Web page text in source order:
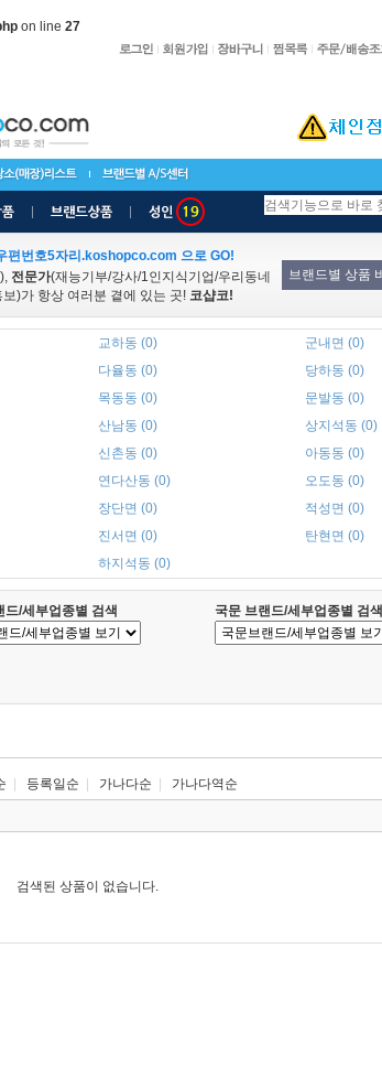
on line 27
편번호5자리.koshopco.com 으로 GO!
전문가(재능기부/강사/1인지식기업/우리동네
)가 항상 여러분 곁에 있는 곳! 코샵코!
교하동 (0)
군내면 (0)
다율동 (0)
당하동 (0)
목동동 (0)
문발동 (0)
산남동 (0)
상지석동 (0)
신촌동 (0)
아동동 (0)
연다산동 (0)
오도동 (0)
장단면 (0)
적성면 (0)
진서면 (0)
탄현면 (0)
하지석동 (0)
드/세부업종별 검색
국문 브랜드/세부업종별 검색
등록일순 가나다순 가나다역순
검색된 상품이 없습니다.